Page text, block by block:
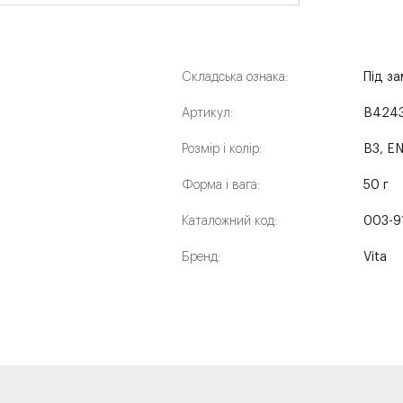
Складська ознака:
Артикул:
Розмір і колір:
Форма і вага:
Каталожний код:
Бренд:
Під
B3,
50 г
003-
Vita